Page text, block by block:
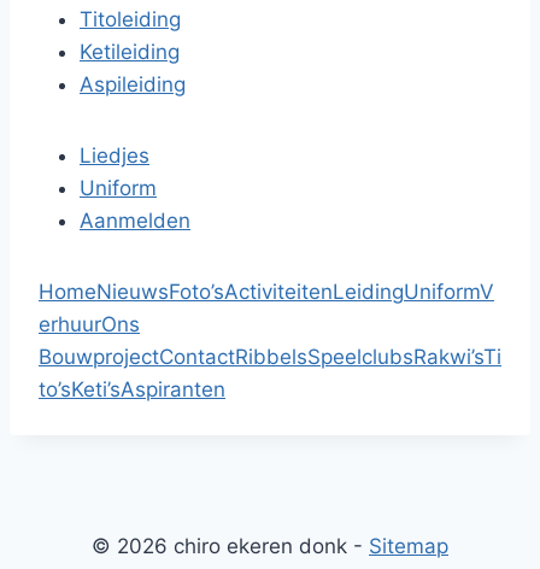
Titoleiding
Ketileiding
Aspileiding
Liedjes
Uniform
Aanmelden
HomeNieuwsFoto’sActiviteitenLeidingUniformV
erhuurOns
BouwprojectContactRibbelsSpeelclubsRakwi’sTi
to’sKeti’sAspiranten
© 2026 chiro ekeren donk - Sitemap